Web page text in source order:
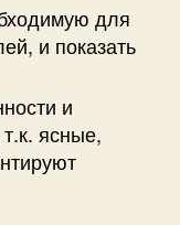
для
и показать
и
ясные,